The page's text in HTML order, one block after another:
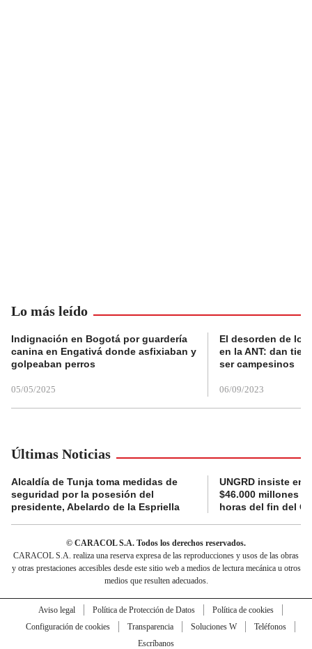
Lo más leído
Indignación en Bogotá por guardería
canina en Engativá donde asfixiaban y
golpeaban perros
05/05/2025
El desorden de
en la ANT: dan
ser campesinos
06/09/2023
Últimas Noticias
Alcaldía de Tunja toma medidas de
seguridad por la posesión del
presidente, Abelardo de la Espriella
UNGRD insiste en
$46.000 millones
horas del fin del
© CARACOL S.A. Todos los derechos reservados.
CARACOL S.A. realiza una reserva expresa de las reproducciones y usos de las obras
y otras prestaciones accesibles desde este sitio web a medios de lectura mecánica u otros
medios que resulten adecuados.
Aviso legal Política de Protección de Datos
Política de cookies
Configuración de cookies
Transparencia Soluciones W
Teléfonos
Escríbanos